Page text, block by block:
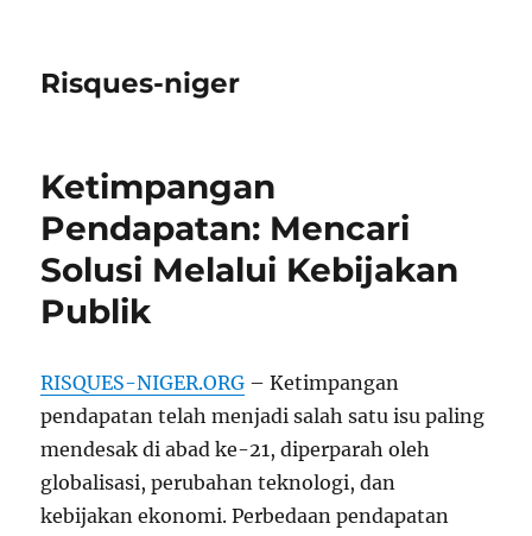
Risques-niger
Ketimpangan
Pendapatan: Mencari
Solusi Melalui Kebijakan
Publik
RISQUES-NIGER.ORG – Ketimpangan
pendapatan telah menjadi salah satu isu paling
mendesak di abad ke-21, diperparah oleh
globalisasi, perubahan teknologi, dan
kebijakan ekonomi. Perbedaan pendapatan